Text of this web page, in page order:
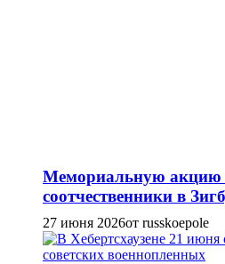
Мемориальную акцию
соотчественники в
27 июня 2026от russkoepole